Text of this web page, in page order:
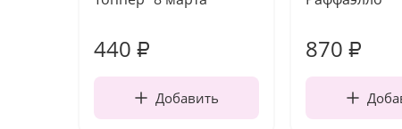
440 ₽
Добавить
870 ₽